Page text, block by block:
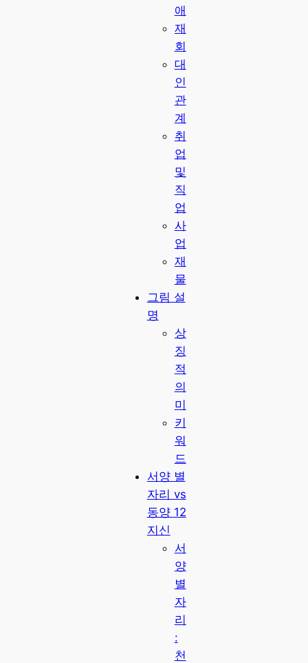
애
재
회
대
인
관
계
취
업
및
직
업
사
업
재
물
그림 설
명
상
징
적
의
미
키
워
드
서양 별
자리 vs
동양 12
지신
서
양
별
자
리
:
천